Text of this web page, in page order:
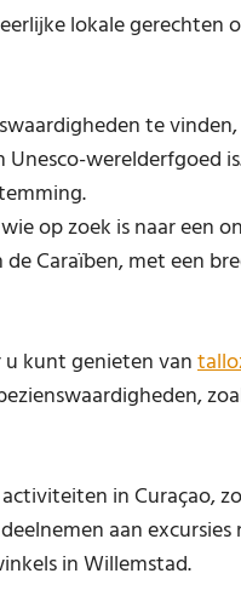
lokale gerechten
te
werelderfgoed
op zoek is naar een
Caraïben, met een
u kunt genieten van
in Curaçao,
aan
in Willemstad.